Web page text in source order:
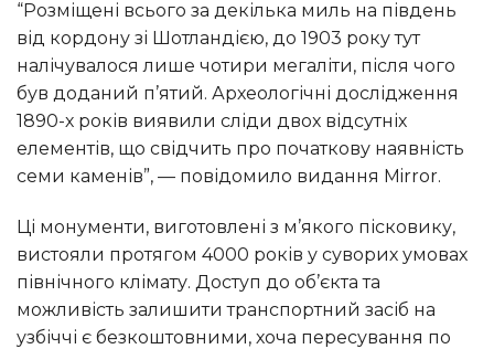
“Розміщені всього за декілька миль на південь
від кордону зі Шотландією, до 1903 року тут
налічувалося лише чотири мегаліти, після чого
був доданий п’ятий. Археологічні дослідження
1890-х років виявили сліди двох відсутніх
елементів, що свідчить про початкову наявність
семи каменів”, — повідомило видання Mirror.
Ці монументи, виготовлені з м’якого пісковику,
вистояли протягом 4000 років у суворих умовах
північного клімату. Доступ до об’єкта та
можливість залишити транспортний засіб на
узбіччі є безкоштовними, хоча пересування по